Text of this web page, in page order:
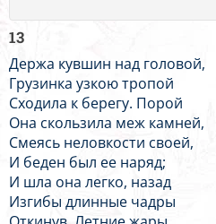
13
Держа кувшин над головой,
Грузинка узкою тропой
Сходила к берегу. Порой
Она скользила меж камней,
Смеясь неловкости своей,
И беден был ее наряд;
И шла она легко, назад
Изгибы длинные чадры